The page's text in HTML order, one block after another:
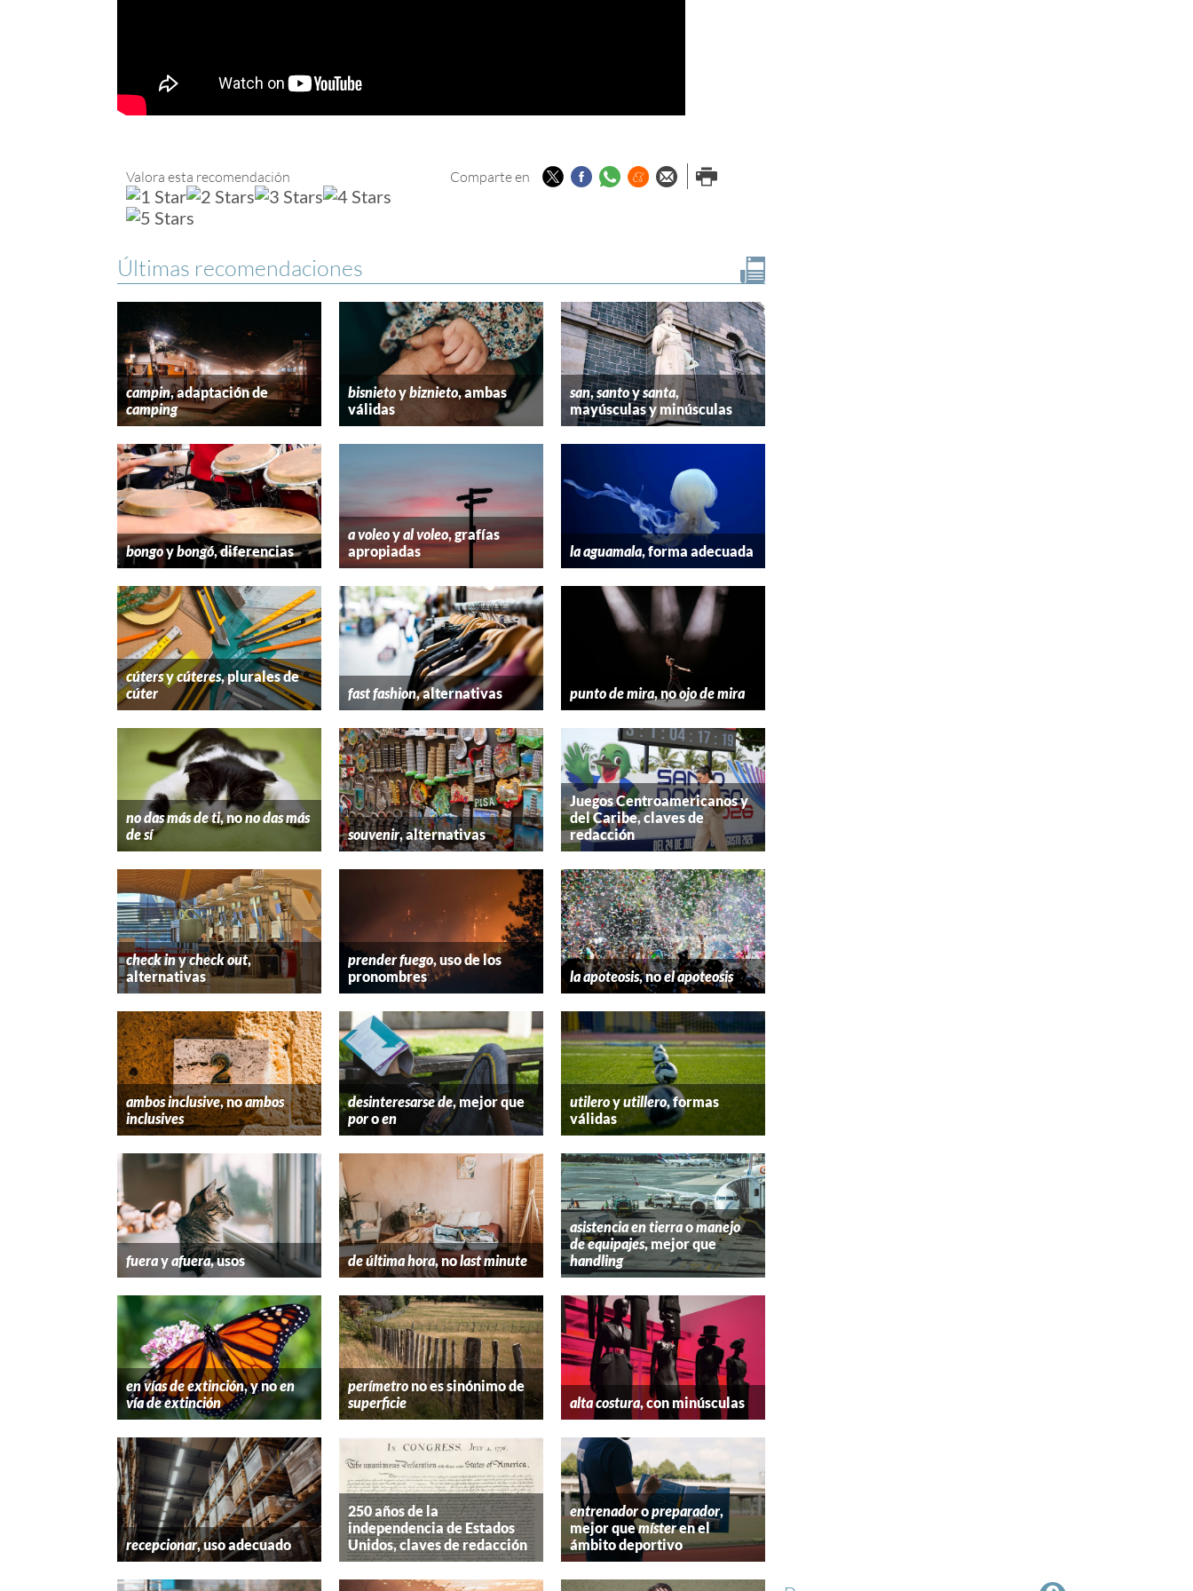
Valora esta recomendación Comparte en TwitterFacebook
Whatsapp
Menéame
Enviar porImprimir
Últimas recomendaciones
campin, adaptación de
camping
bisnietoybiznieto, ambas
válidas
san,santoysanta,
mayúsculas y minúsculas
bongoybongó, diferencias
a voleoyal voleo, grafías
apropiadas
la aguamala, forma adecuada
cútersycúteres, plurales de
cúter
fast fashion, alternativas punto de mira, noojo de mira
no das más de ti, nono das más
de sí
souvenir, alternativas
Juegos Centroamericanos y
del Caribe, claves de
redacción
check inycheck out,
alternativas
prender fuego, uso de los
pronombres
la apoteosis, noel apoteosis
ambos inclusive, noambos
inclusives
desinteresarse de, mejor que
poroen
utileroyutillero, formas
válidas
fuerayafuera, usos de última hora, nolast minute
asistencia en tierraomanejo
de equipajes, mejor que
handling
en vías de extinción, y noen
vía de extinción
perímetrono es sinónimo de
superficie
alta costura, con minúsculas
recepcionar, uso adecuado
250 años de la
independencia de Estados
Unidos, claves de redacción
entrenadoropreparador,
mejor quemísteren el
ámbito deportivo